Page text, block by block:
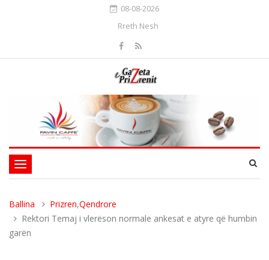
08-08-2026
Rreth Nesh
Toggle
navigation
Ballina Prizren,Qendrore
Rektori Temaj i vlerëson normale ankesat e atyre që humbin
garën